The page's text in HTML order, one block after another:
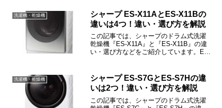
事では、BD-SX110FLとBD-SX110GLの違
い・選ぶ基準などをご紹介しますね。
洗濯機・乾燥機
シャープ ES-X11AとES-X11Bの
違いは4つ！違い・選び方を解説
この記事では、シャープのドラム式洗濯
乾燥機『ES-X11A』と『ES-X11B』の違
い・選び方などをご紹介しています。ES-
アパッキン自動洗浄」「コスト」の4つで
す。
洗濯機・乾燥機
シャープ ES-S7GとES-S7Hの違
いは2つ！違い・選び方を解説
この記事では、シャープのドラム式洗濯